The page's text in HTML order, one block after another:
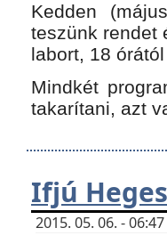
Kedden
teszünk rendet
labort, 18
Mindkét
takarítani, azt
Ifjú
2015. 05. 06. -